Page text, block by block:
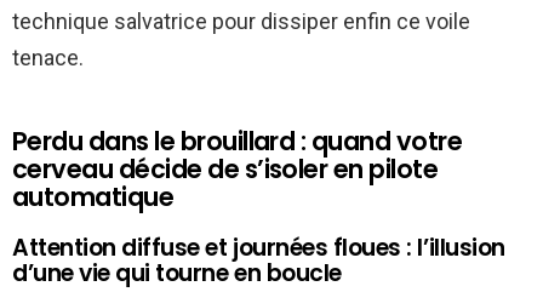
technique salvatrice pour dissiper enfin ce voile
tenace.
Perdu dans le brouillard : quand votre
cerveau décide de s’isoler en pilote
automatique
Attention diffuse et journées floues : l’illusion
d’une vie qui tourne en boucle